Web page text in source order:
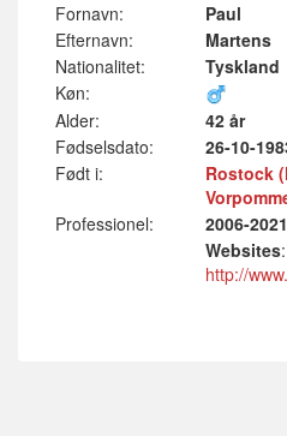
Fornavn:
Paul
Efternavn:
Martens
Nationalitet:
Tyskland
Køn:
Alder:
42 år
Fødselsdato:
26-10-
Født i:
Rostock
Professionel:
2006-2021
Websites:
http://